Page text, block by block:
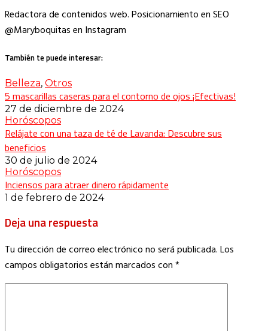
Redactora de contenidos web. Posicionamiento en SEO
@Maryboquitas en Instagram
También te puede interesar:
Belleza, Otros
5 mascarillas caseras para el contorno de ojos ¡Efectivas!
27 de diciembre de 2024
Horóscopos
Relájate con una taza de té de Lavanda: Descubre sus
beneficios
30 de julio de 2024
Horóscopos
Inciensos para atraer dinero rápidamente
1 de febrero de 2024
Deja una respuesta
Tu dirección de correo electrónico no será publicada.Los
campos obligatorios están marcados con*